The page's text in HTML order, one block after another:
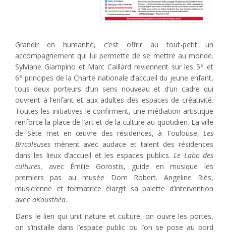
Grandir en humanité, c’est offrir au tout-petit un
accompagnement qui lui permette de se mettre au monde.
Sylviane Giampino et Marc Caillard reviennent sur les 5e et
6e principes de la Charte nationale d’accueil du jeune enfant,
tous deux porteurs d’un sens nouveau et d’un cadre qui
ouvrent à l’enfant et aux adultes des espaces de créativité.
Toutes les initiatives le confirment, une médiation artistique
renforce la place de l’art et de la culture au quotidien. La ville
de Sète met en œuvre des résidences, à Toulouse, Les
Bricoleuses mènent avec audace et talent des résidences
dans les lieux d’accueil et les espaces publics.Le Labo des
cultures, avec Émilie Gorostis, guide en musique les
premiers pas au musée Dom Robert. Angeline Riès,
musicienne et formatrice élargit sa palette d’intervention
avec aKousthéa.
Dans le lien qui unit nature et culture, on ouvre les portes,
on s’installe dans l’espace public ou l’on se pose au bord